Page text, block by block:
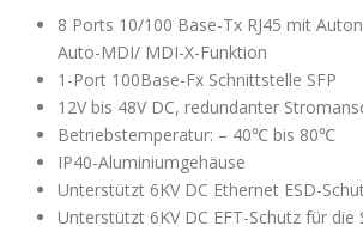
8 Ports 10/100 Base-Tx RJ45 mit
Auto-MDI/ MDI-X-Funktion
1-Port 100Base-Fx Schnittstelle SFP
12V bis 48V DC, redundanter
Betriebstemperatur: – 40℃ bis 80℃
IP40-Aluminiumgehäuse
Unterstützt 6KV DC Ethernet ESD-
Unterstützt 6KV DC EFT-Schutz für die